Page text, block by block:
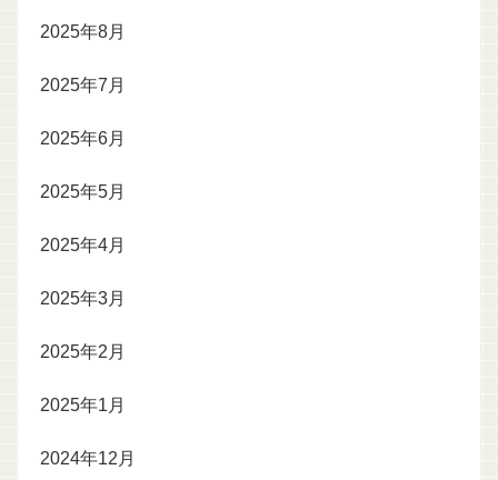
2025年8月
2025年7月
2025年6月
2025年5月
2025年4月
2025年3月
2025年2月
2025年1月
2024年12月